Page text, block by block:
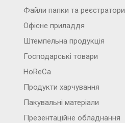
Файли папки та реєстратори
Офісне приладдя
Штемпельна продукція
Господарські товари
HoReCa
Продукти харчування
Пакувальні матеріали
Презентаційне обладнання